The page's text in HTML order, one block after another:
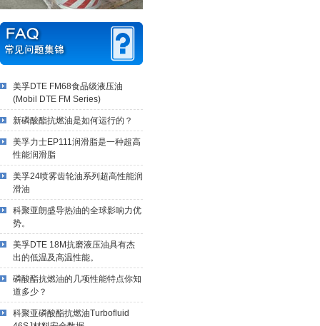
美孚DTE FM68食品级液压油
(Mobil DTE FM Series)
新磷酸酯抗燃油是如何运行的？
美孚力士EP111润滑脂是一种超高
性能润滑脂
美孚24喷雾齿轮油系列超高性能润
滑油
科聚亚朗盛导热油的全球影响力优
势。
美孚DTE 18M抗磨液压油具有杰
出的低温及高温性能。
磷酸酯抗燃油的几项性能特点你知
道多少？
科聚亚磷酸酯抗燃油Turbofluid